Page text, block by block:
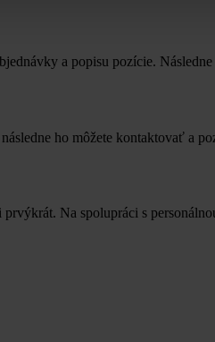
a popisu pozície.
ho môžete kontaktovať a
Na spolupráci s